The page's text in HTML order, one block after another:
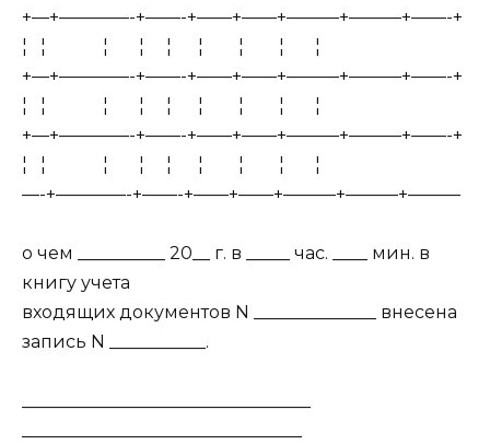
+—+————-+——-+——+——+———+———+——-+
¦ ¦ ¦ ¦ ¦ ¦ ¦ ¦ ¦
+—+————-+——-+——+——+———+———+——-+
¦ ¦ ¦ ¦ ¦ ¦ ¦ ¦ ¦
+—+————-+——-+——+——+———+———+——-+
¦ ¦ ¦ ¦ ¦ ¦ ¦ ¦ ¦
—-+————-+——-+——+——+———+———+———
о чем __________ 20__ г. в _____ час. ____ мин. в
книгу учета
входящих документов N ______________ внесена
запись N ___________.